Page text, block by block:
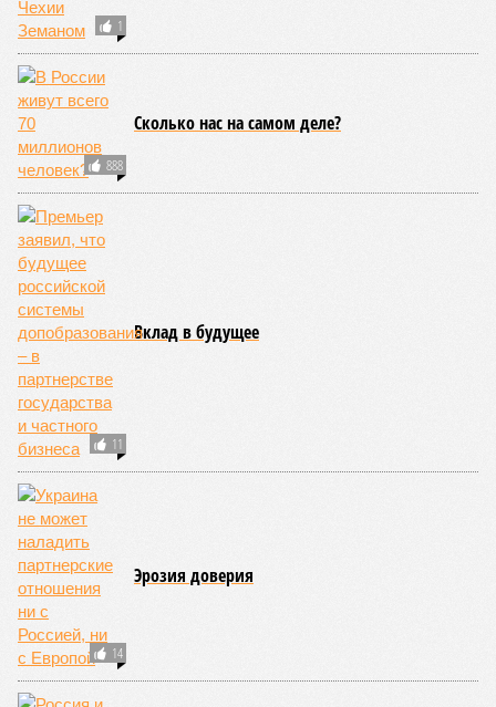
Главная проблема и печаль в том, что не в одних только
мутациях дело.«Наше исследование показывает, что
соматические мутации вносят значительный вклад в
старение, но сами по себе они не могут объяснить
наблюдаемую смертность, – цитирует Medical Express
соавтора исследования
сотрудника Центра био- и медицинских технологий
Сколтеха и старшего научного сотрудника AIRI. –Это
означает, что другие механизмы старения, такие как
потеря протеостаза, митохондриальная дисфункция или
эпигенетические изменения, вносят сопоставимый вклад
в ограничение продолжительности жизни».
Впрочем, исключение соматических мутаций в любом
случае сильно бы продлило человеческую жизнь. Но как
вводных, от обычных ошибок при делении клеток до
стрессовых факторов, состояния окружающей среды и
воздействия вирусов. На этот вопрос ответа у учёных из
Сколкова нет. Во всяком случае, пока нет.
Кстати
Самым долгоживущим человеком на Земле остаётся
француженка Жанна Кальман, родившаяся 21 февраля
1875 года в Арле и там же скончавшаяся 4 августа
1997-го, – на момент смерти ей было 122 года и 164
дня.
Всю свою жизнь она прожила в родном городе, лишь к
110 годам решившись на переезд в дом престарелых La